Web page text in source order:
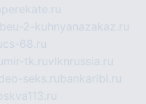
2-kuhnyanazakaz.ru
cs-68.ru
mir-tk.ruvlknrussia.ru
seks.rubankaribi.ru